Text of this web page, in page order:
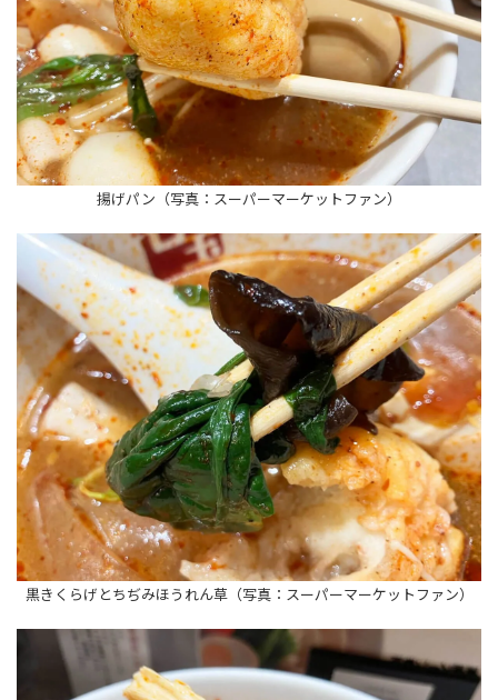
揚げパン（写真：スーパーマーケットファン）
黒きくらげとちぢみほうれん草（写真：スーパーマーケットファン）